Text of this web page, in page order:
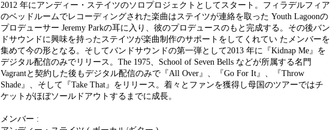
2012 年にアンディー・ステイツのソロプロジェクトとしてスタート。フィラデルフィア
のベッドルームでレコーディングされた楽曲はステイツが連絡を取った Youth Lagoonの
プロデューサー Jeremy Parkの耳に入り、彼のプロデュースのもと完成する。その後バン
ドサウンドに興味を持ったステイツが楽曲制作のサポートをしてくれてい たメンバーを
集めて今の形となる。そしてバンドサウンドの第一弾として2013 年に『Kidnap Me』を
デジタル配信のみでリリース。The 1975、School of Seven Bells などが所属する名門
Vagrantと契約した後もデジタル配信のみで『All Over』、『Go For It』、『Throw
Shade』、そして『Take That』をリリース。着々とファンを獲得し母国のツアーではチ
ケットがほぼソールドアウトするまでに成長。
メンバー :